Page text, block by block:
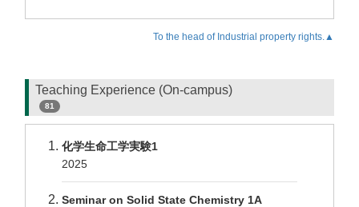
To the head of Industrial property rights.▲
Teaching Experience (On-campus)
81
化学生命工学実験1
2025
Seminar on Solid State Chemistry 1A